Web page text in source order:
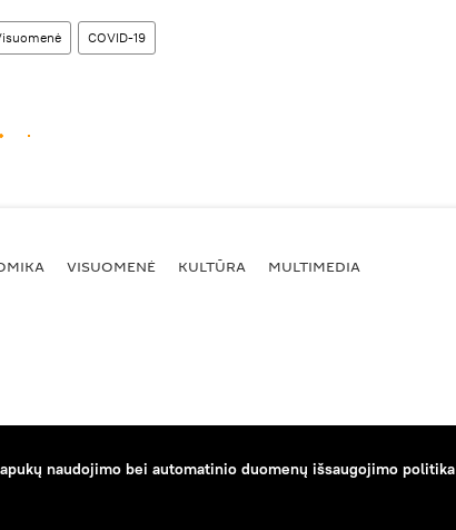
COVID-19
VISUOMENĖ KULTŪRA MULTIMEDIA
naudojimo bei automatinio duomenų išsaugojimo politika